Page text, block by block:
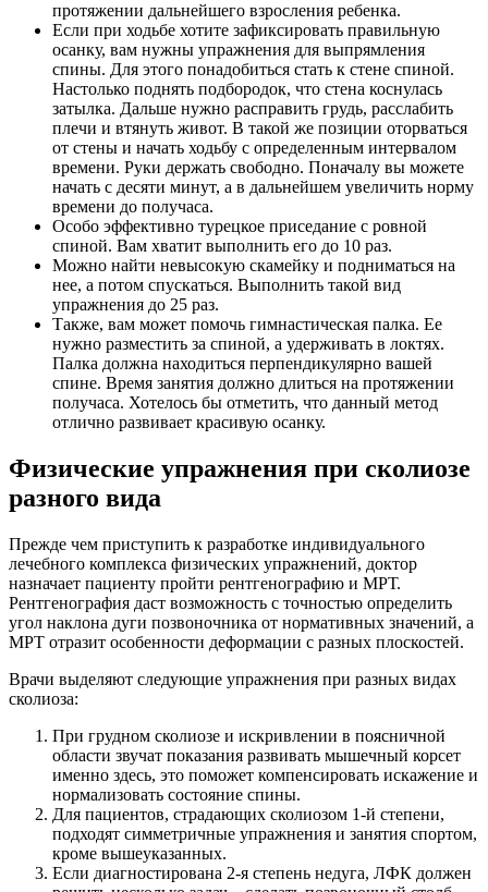
протяжении дальнейшего взросления ребенка.
Если при ходьбе хотите зафиксировать правильную
осанку, вам нужны упражнения для выпрямления
спины. Для этого понадобиться стать к стене спиной.
Настолько поднять подбородок, что стена коснулась
затылка. Дальше нужно расправить грудь, расслабить
плечи и втянуть живот. В такой же позиции оторваться
от стены и начать ходьбу с определенным интервалом
времени. Руки держать свободно. Поначалу вы можете
начать с десяти минут, а в дальнейшем увеличить норму
времени до получаса.
Особо эффективно турецкое приседание с ровной
спиной. Вам хватит выполнить его до 10 раз.
Можно найти невысокую скамейку и подниматься на
нее, а потом спускаться. Выполнить такой вид
упражнения до 25 раз.
Также, вам может помочь гимнастическая палка. Ее
нужно разместить за спиной, а удерживать в локтях.
Палка должна находиться перпендикулярно вашей
спине. Время занятия должно длиться на протяжении
получаса. Хотелось бы отметить, что данный метод
отлично развивает красивую осанку.
Физические упражнения при сколиозе
разного вида
Прежде чем приступить к разработке индивидуального
лечебного комплекса физических упражнений, доктор
назначает пациенту пройти рентгенографию и МРТ.
Рентгенография даст возможность с точностью определить
угол наклона дуги позвоночника от нормативных значений, а
МРТ отразит особенности деформации с разных плоскостей.
Врачи выделяют следующие упражнения при разных видах
сколиоза:
При грудном сколиозе и искривлении в поясничной
области звучат показания развивать мышечный корсет
именно здесь, это поможет компенсировать искажение и
нормализовать состояние спины.
Для пациентов, страдающих сколиозом 1-й степени,
подходят симметричные упражнения и занятия спортом,
кроме вышеуказанных.
Если диагностирована 2-я степень недуга, ЛФК должен